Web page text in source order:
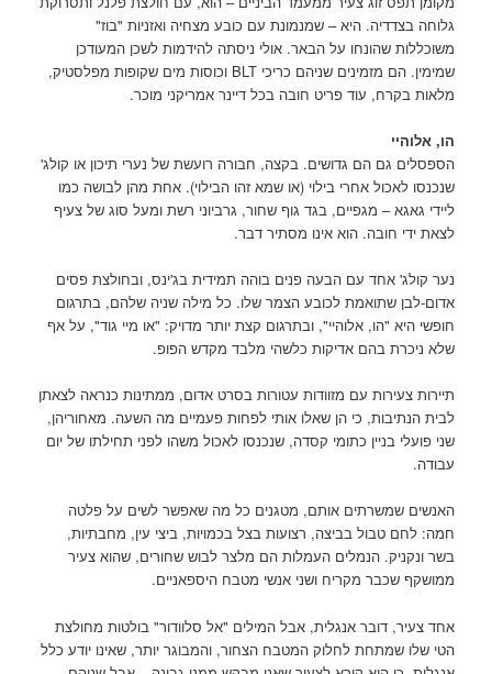
גלוחה בצדדיה. היא – שמנמונת עם כובע מצחיה ואזניות "בוז"
משוכללות שהונחו על הבאר. אולי ניסתה להידמות לשכן המעודכן
שמימין. הם מזמינים שניהם כריכי BLT וכוסות מים שקופות מפלסטיק,
מלאות בקרח, עוד פריט חובה בכל דיינר אמריקני מוכר.
הו, אלוהיי
הספסלים גם הם גדושים. בקצה, חבורה רועשת של נערי תיכון או קולג'
שנכנסו לאכול אחרי בילוי (או שמא זהו הבילוי). אחת מהן לבושה כמו
ליידי גאגא – מגפיים, בגד גוף שחור, גרביוני רשת ומעל סוג של צעיף
לצאת ידי חובה. הוא אינו מסתיר דבר.
נער קולג' אחד עם הבעה פנים בוהה תמידית בג'ינס, ובחולצת פסים
אדום-לבן שתואמת לכובע הצמר שלו. כל מילה שניה שלהם, בתרגום
חופשי היא "הו, אלוהיי", ובתרגום קצת יותר מדויק: "או מיי גוד", על אף
שלא ניכרת בהם אדיקות כלשהי מלבד מקדש הפופ.
תיירות צעירות עם מזוודות עטורות בסרט אדום, ממתינות כנראה לצאתן
לבית הנתיבות, כי הן שאלו אותי לפחות פעמיים מה השעה. מאחוריהן,
שני פועלי בניין כתומי קסדה, שנכנסו לאכול משהו לפני תחילתו של יום
עבודה.
האנשים שמשרתים אותם, מטגנים כל מה שאפשר לשים על פלטה
חמה: לחם טבול בביצה, רצועות בצל בכמויות, ביצי עין, מחבתיות,
בשר ונקניק. הנמלים העמלות הם מלצר לבוש שחורים, שהוא צעיר
ממושקף שכבר מקריח ושני אנשי מטבח היספאניים.
אחד צעיר, דובר אנגלית, אבל המילים "אל סלוודור" בולטות מחולצת
הטי שלו שמתחת לחלוק המטבח הצחור, והמבוגר יותר, שאינו יודע כלל